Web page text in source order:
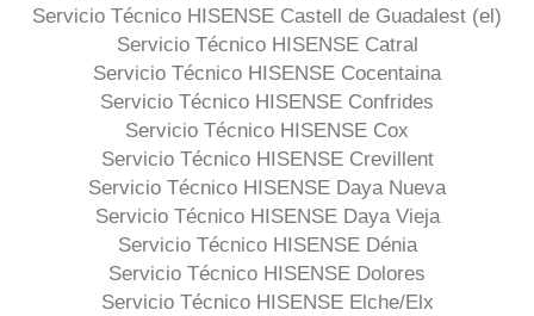
Servicio Técnico HISENSE Castell de Guadalest (el)
Servicio Técnico HISENSE Catral
Servicio Técnico HISENSE Cocentaina
Servicio Técnico HISENSE Confrides
Servicio Técnico HISENSE Cox
Servicio Técnico HISENSE Crevillent
Servicio Técnico HISENSE Daya Nueva
Servicio Técnico HISENSE Daya Vieja
Servicio Técnico HISENSE Dénia
Servicio Técnico HISENSE Dolores
Servicio Técnico HISENSE Elche/Elx